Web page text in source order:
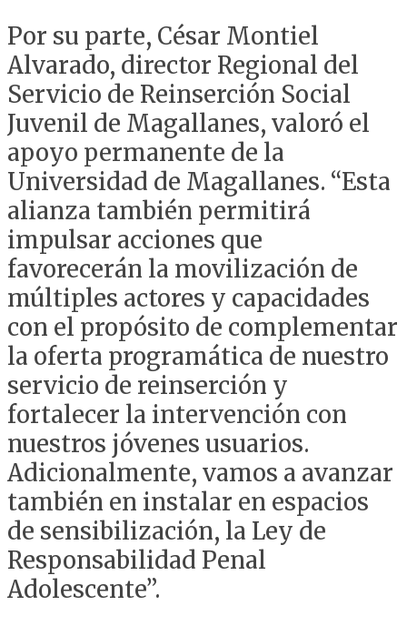
Por su parte, César Montiel
Alvarado, director Regional del
Servicio de Reinserción Social
Juvenil de Magallanes, valoró el
apoyo permanente de la
Universidad de Magallanes. “Esta
alianza también permitirá
impulsar acciones que
favorecerán la movilización de
múltiples actores y capacidades
con el propósito de complementar
la oferta programática de nuestro
servicio de reinserción y
fortalecer la intervención con
nuestros jóvenes usuarios.
Adicionalmente, vamos a avanzar
también en instalar en espacios
de sensibilización, la Ley de
Responsabilidad Penal
Adolescente”.